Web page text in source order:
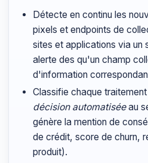
Détecte en continu les
pixels et endpoints de
sites et applications via un
alerte des qu'un champ
d'information
Classifie chaque traitement
décision automatiséeau
génère la mention de
de crédit, score de churn,
produit).